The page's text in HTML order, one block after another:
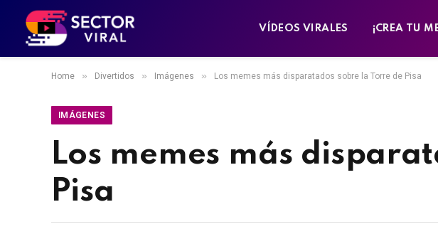
VÍDEOS VIRALES ¡CREA TU
Home » Divertidos » Imágenes » Los memes más disparatados sobre la Torre de Pisa
IMÁGENES
Los memes más
Pisa